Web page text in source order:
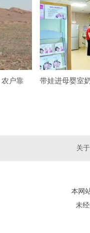
户靠 带娃进母婴室
关
本网
未